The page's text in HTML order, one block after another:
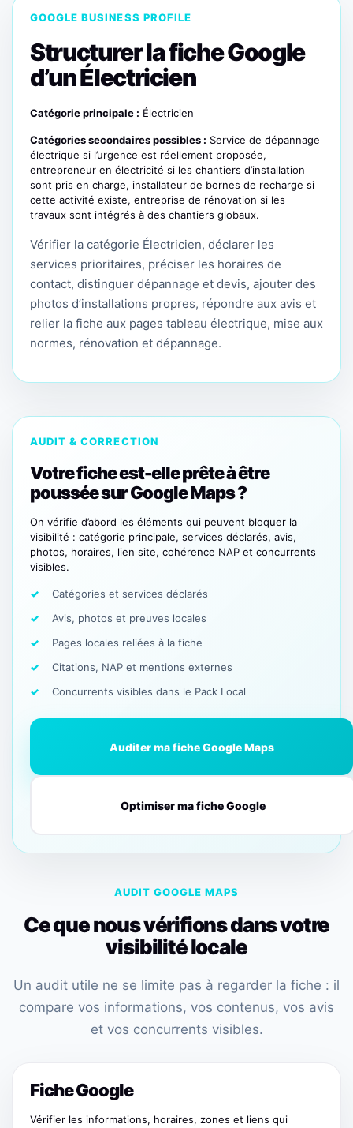
GOOGLE BUSINESS PROFILE
Structurer la fiche Google
d’un Électricien
Catégorie principale : Électricien
Catégories secondaires possibles : Service de dépannage
électrique si l’urgence est réellement proposée,
entrepreneur en électricité si les chantiers d’installation
sont pris en charge, installateur de bornes de recharge si
cette activité existe, entreprise de rénovation si les
travaux sont intégrés à des chantiers globaux.
Vérifier la catégorie Électricien, déclarer les
services prioritaires, préciser les horaires de
contact, distinguer dépannage et devis, ajouter des
photos d’installations propres, répondre aux avis et
relier la fiche aux pages tableau électrique, mise aux
normes, rénovation et dépannage.
AUDIT & CORRECTION
Votre fiche est-elle prête à être
poussée sur Google Maps ?
On vérifie d’abord les éléments qui peuvent bloquer la
visibilité : catégorie principale, services déclarés, avis,
photos, horaires, lien site, cohérence NAP et concurrents
visibles.
Catégories et services déclarés
Avis, photos et preuves locales
Pages locales reliées à la fiche
Citations, NAP et mentions externes
Concurrents visibles dans le Pack Local
Auditer ma fiche Google Maps
Optimiser ma fiche Google
AUDIT GOOGLE MAPS
Ce que nous vérifions dans votre
visibilité locale
Un audit utile ne se limite pas à regarder la fiche : il
compare vos informations, vos contenus, vos avis
et vos concurrents visibles.
Fiche Google
Vérifier les informations, horaires, zones et liens qui